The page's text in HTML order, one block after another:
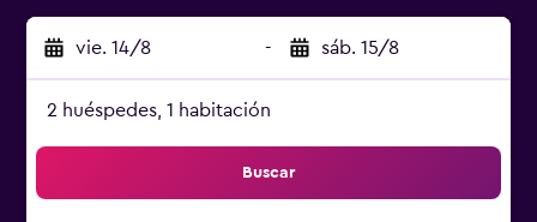
vie. 14/8 - sáb. 15/8
2 huéspedes, 1 habitación
Buscar